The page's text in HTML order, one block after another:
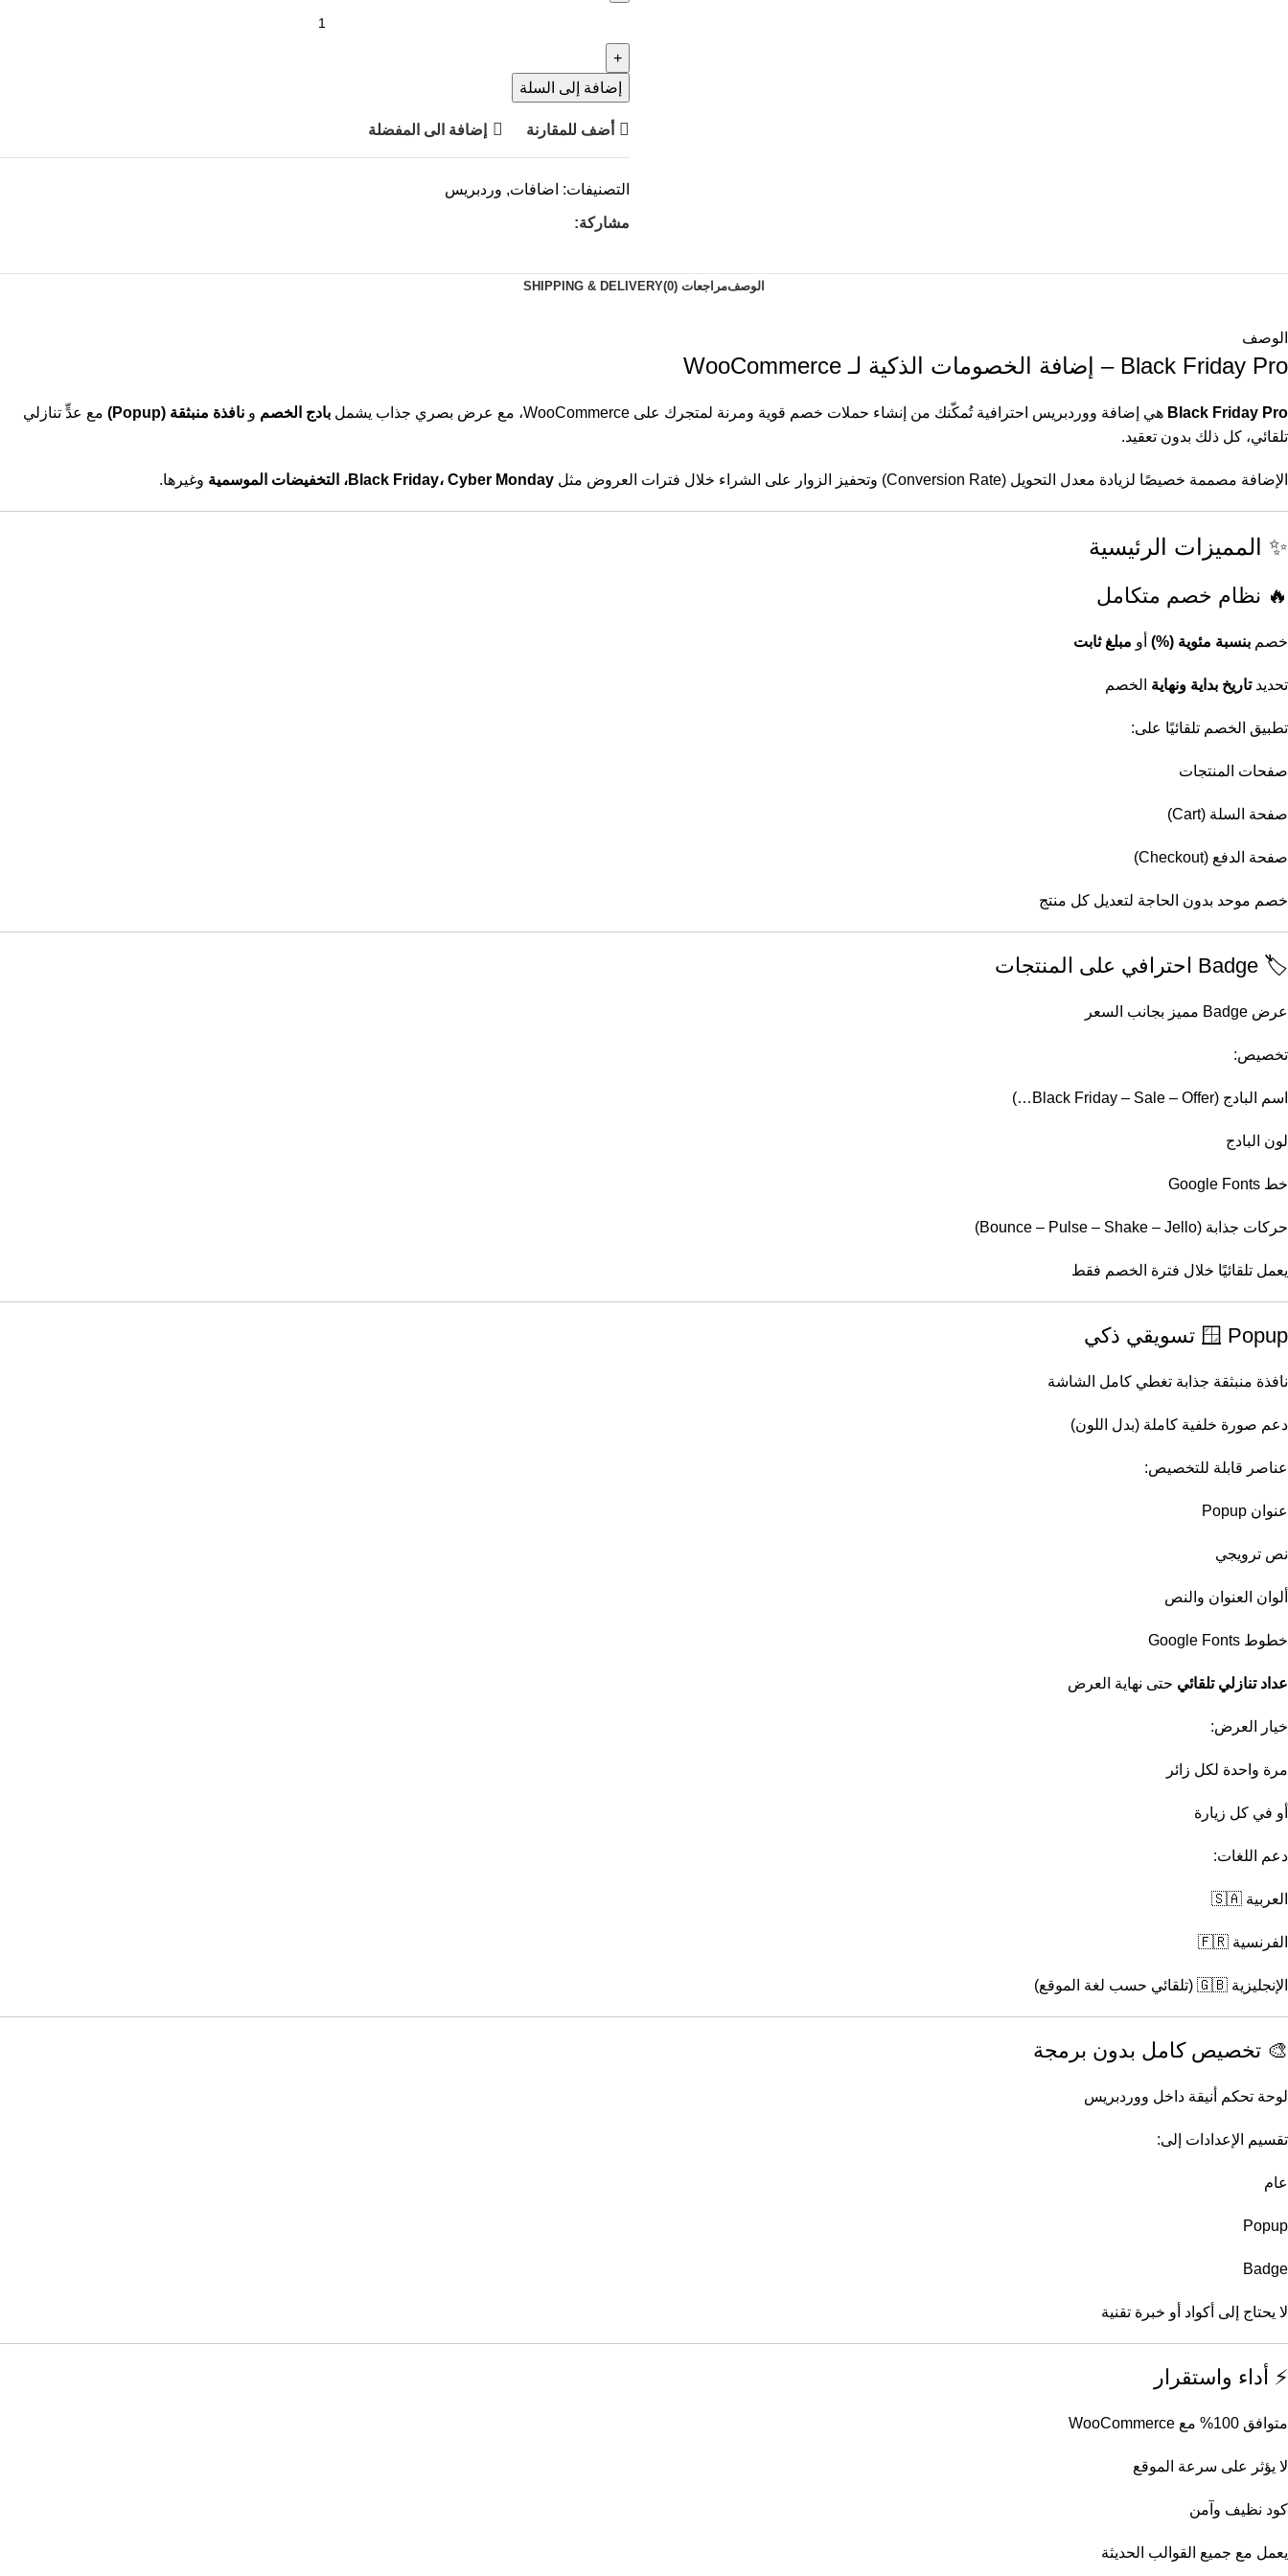
إضافة إلى السلة
أضف للمقارنة إضافة الى المفضلة
التصنيفات: اضافات, وردبريس
مشاركة:
الوصفمراجعات (0) SHIPPING & DELIVERY
الوصف
Black Friday Pro – إضافة الخصومات الذكية لـ WooCommerce
Black Friday Pro هي إضافة ووردبريس احترافية تُمكّنك من إنشاء حملات خصم قوية ومرنة لمتجرك على WooCommerce، مع عرض بصري جذاب يشمل بادج الخصم و نافذة منبثقة (Popup)
مع عدٍّ تنازلي
تلقائي، كل ذلك بدون تعقيد.
الإضافة مصممة خصيصًا لزيادة معدل التحويل (Conversion Rate) وتحفيز الزوار على الشراء خلال فترات العروض مثل Black Friday، Cyber Monday، التخفيضات الموسمية وغيرها.
✨ المميزات الرئيسية
🔥 نظام خصم متكامل
خصم بنسبة مئوية (%) أو مبلغ ثابت
تحديدتاريخ بداية ونهاية الخصم
تطبيق الخصم تلقائيًا على:
صفحات المنتجات
صفحة السلة (Cart)
صفحة الدفع (Checkout)
خصم موحد بدون الحاجة لتعديل كل منتج
🏷️ Badge احترافي على المنتجات
عرض Badge مميز بجانب السعر
تخصيص:
اسم البادج (Black Friday – Sale – Offer…)
لون البادج
خط Google Fonts
حركات جذابة (Bounce – Pulse – Shake – Jello)
يعمل تلقائيًا خلال فترة الخصم فقط
🪟 Popup تسويقي ذكي
نافذة منبثقة جذابة تغطي كامل الشاشة
دعم صورة خلفية كاملة (بدل اللون)
عناصر قابلة للتخصيص:
عنوان Popup
نص ترويجي
ألوان العنوان والنص
خطوط Google Fonts
عداد تنازلي تلقائي حتى نهاية العرض
خيار العرض:
مرة واحدة لكل زائر
أو في كل زيارة
دعم اللغات:
العربية 🇸🇦
الفرنسية 🇫🇷
الإنجليزية 🇬🇧 (تلقائي حسب لغة الموقع)
🎨 تخصيص كامل بدون برمجة
لوحة تحكم أنيقة داخل ووردبريس
تقسيم الإعدادات إلى:
عام
Popup
Badge
لا يحتاج إلى أكواد أو خبرة تقنية
⚡ أداء واستقرار
متوافق 100% مع WooCommerce
لا يؤثر على سرعة الموقع
كود نظيف وآمن
يعمل مع جميع القوالب الحديثة